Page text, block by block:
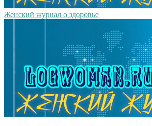
Женский журнал о здоровье